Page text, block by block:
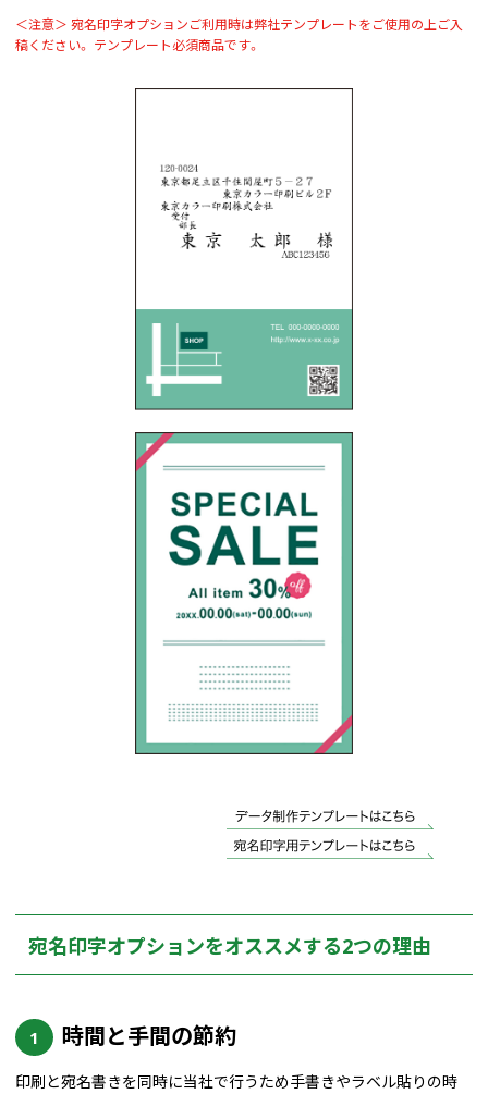
＜注意＞ 宛名印字オプションご利用時は弊社テンプレートをご使用の上ご入
稿ください。 テンプレート必須商品です。
宛名印字オプションをオススメする2つの理由
1 時間と手間の節約
印刷と宛名書きを同時に当社で行うため手書きやラベル貼りの時
校正・印刷
変更・キャンセル
商品別のよくある質問
無線綴じ冊子